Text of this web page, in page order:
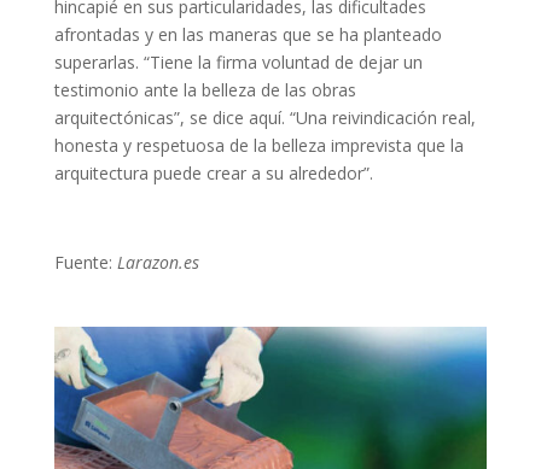
hincapié en sus particularidades, las dificultades
afrontadas y en las maneras que se ha planteado
superarlas. “Tiene la firma voluntad de dejar un
testimonio ante la belleza de las obras
arquitectónicas”, se dice aquí. “Una reivindicación real,
honesta y respetuosa de la belleza imprevista que la
arquitectura puede crear a su alrededor”.
Fuente: Larazon.es